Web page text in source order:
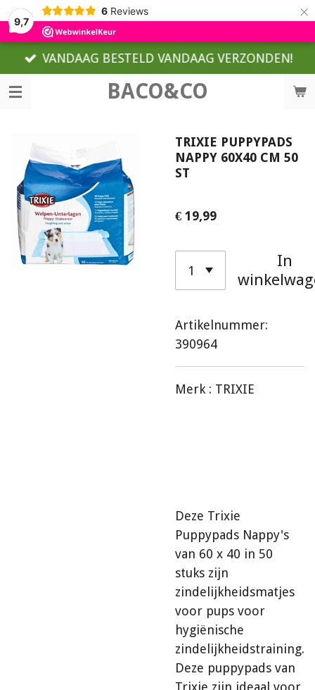
9,7
6 Reviews ×
BACO&CO
VANDAAG BESTELD VANDAAG VERZONDEN!
TRIXIE PUPPYPADS
NAPPY 60X40 CM 50
ST
€ 19,99
In
Artikelnummer:
390964
Merk : TRIXIE
Deze Trixie
Puppypads Nappy's
van 60 x 40 in 50
stuks zijn
zindelijkheidsmatjes
voor pups voor
hygiënische
zindelijkheidstraining.
Deze puppypads van
Trixie zijn ideaal voor